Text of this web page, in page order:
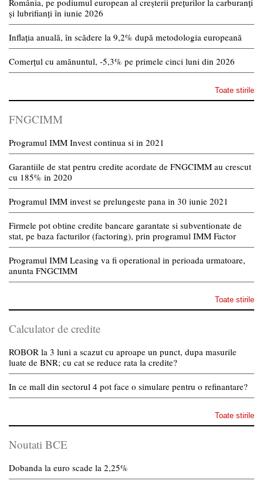
și lubrifianți în iunie 2026
Inflația anuală, în scădere la 9,2% după metodologia europeană
Comerțul cu amănuntul, -5,3% pe primele cinci luni din 2026
Toate stirile
FNGCIMM
Programul IMM Invest continua si in 2021
Garantiile de stat pentru credite acordate de FNGCIMM au crescut
cu 185% in 2020
Programul IMM invest se prelungeste pana in 30 iunie 2021
Firmele pot obtine credite bancare garantate si subventionate de
stat, pe baza facturilor (factoring), prin programul IMM Factor
Programul IMM Leasing va fi operational in perioada urmatoare,
anunta FNGCIMM
Toate stirile
Calculator de credite
ROBOR la 3 luni a scazut cu aproape un punct, dupa masurile
luate de BNR; cu cat se reduce rata la credite?
In ce mall din sectorul 4 pot face o simulare pentru o refinantare?
Toate stirile
Noutati BCE
Dobanda la euro scade la 2,25%